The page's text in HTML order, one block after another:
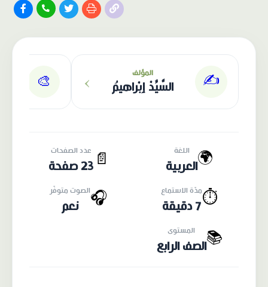
✍️ المؤلف
السَّيِّدْ إِبْراهيمُ ›
🎨
🌍 اللغة
العربية 📄
عدد الصفحات
23 صفحة
⏱️مدّة الاستماع
7 دقيقة
🎧الصوت متوفّر
نعم
📚 المستوى
الصف الرابع